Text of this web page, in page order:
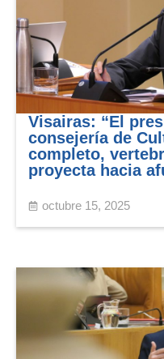
Visairas: “El
consejería de
completo,
proyecta hacia
octubre 15, 2025